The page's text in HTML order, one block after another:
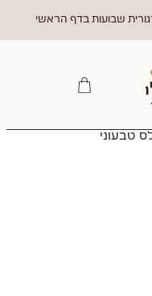
שבועות בדף הראשי
טבעוני